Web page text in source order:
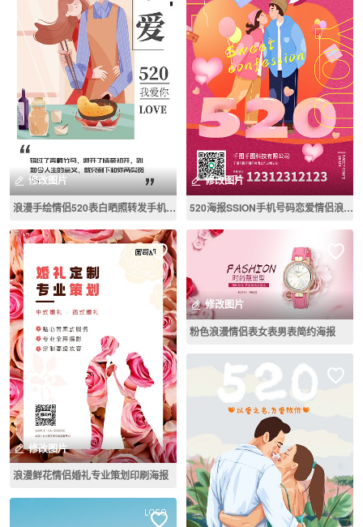
修改图片
浪漫手绘情侣520表白晒照转发手机海报
修改图片
浪漫鲜花情侣婚礼专业策划印刷海报
修改图片
520海报SSION手机号码恋爱情侣浪漫粉色朋友圈
修改图片
粉色浪漫情侣表女表男表简约海报